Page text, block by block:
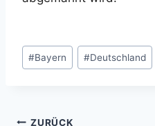
Schlagworte:
#Bayern #Deutschland
ZURÜCK